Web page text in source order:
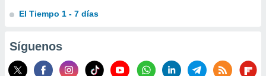
El Tiempo 1 - 7 días
Síguenos